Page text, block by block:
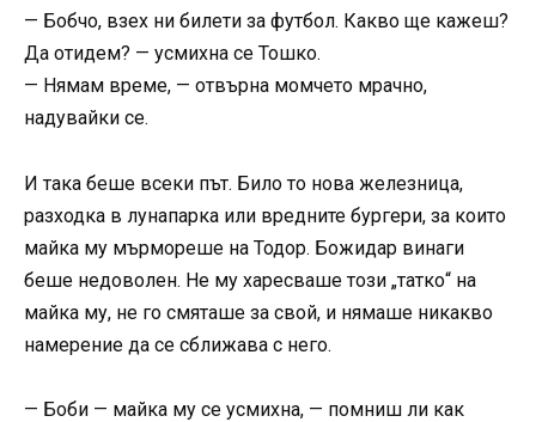
— Бобчо, взех ни билети за футбол. Какво ще кажеш?
Да отидем? — усмихна се Тошко.
— Нямам време, — отвърна момчето мрачно,
надувайки се.
И така беше всеки път. Било то нова железница,
разходка в лунапарка или вредните бургери, за които
майка му мърмореше на Тодор. Божидар винаги
беше недоволен. Не му харесваше този „татко“ на
майка му, не го смяташе за свой, и нямаше никакво
намерение да се сближава с него.
— Боби — майка му се усмихна, — помниш ли как